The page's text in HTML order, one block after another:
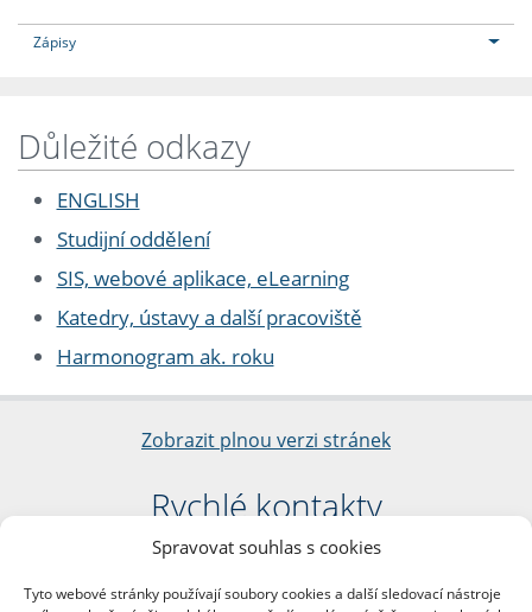
Spravovat souhlas s cookies
Tyto webové stránky používají soubory cookies a další sledovací nástroje
Zápisy
Důležité odkazy
ENGLISH
Studijní oddělení
SIS, webové aplikace, eLearning
Katedry, ústavy a další pracoviště
Harmonogram ak. roku
Zobrazit plnou verzi stránek
Rychlé kontakty
Filozofická fakulta
nám. Jana Palacha 1/2